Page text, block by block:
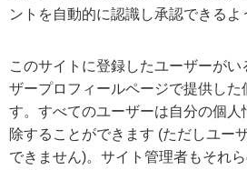
ントを自動的に認識し承認できるよ
このサイトに登録したユーザーが
ザープロフィールページで提供した
す。すべてのユーザーは自分の個人
除することができます (ただしユー
できません)。サイト管理者もそれ